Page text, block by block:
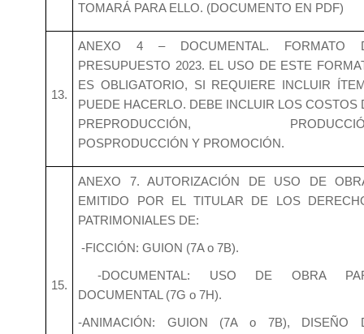
TOMARÁ PARA ELLO. (DOCUMENTO EN PDF)
13.
ANEXO 4 – DOCUMENTAL. FORMATO
PRESUPUESTO 2023. EL USO DE ESTE
ES OBLIGATORIO, SI REQUIERE INCLUIR
PUEDE HACERLO. DEBE INCLUIR LOS COSTOS
PREPRODUCCIÓN,
POSPRODUCCIÓN Y PROMOCIÓN.
15.
ANEXO 7. AUTORIZACIÓN DE USO DE
EMITIDO POR EL TITULAR DE LOS
PATRIMONIALES DE:
-FICCIÓN: GUION (7A o 7B).
-DOCUMENTAL: USO DE OBRA
DOCUMENTAL (7G o 7H).
-ANIMACIÓN: GUION (7A o 7B), DISEÑO